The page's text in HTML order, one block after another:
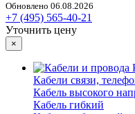
Обновлено 06.08.2026
+7 (495) 565-40-21
Уточнить цену
×
Кабели связи,
Кабель высокого
Кабель гибкий